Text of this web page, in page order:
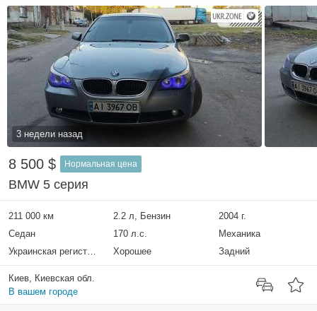
3 недели назад
8 500 $ Нормальная цена
BMW 5 серия
211 000 км 2.2 л, Бензин
2004 г.
Седан
170 л.с.
Механика
Украинская регистрация
Хорошее Задний
Киев, Киевская обл.
В вашем городе